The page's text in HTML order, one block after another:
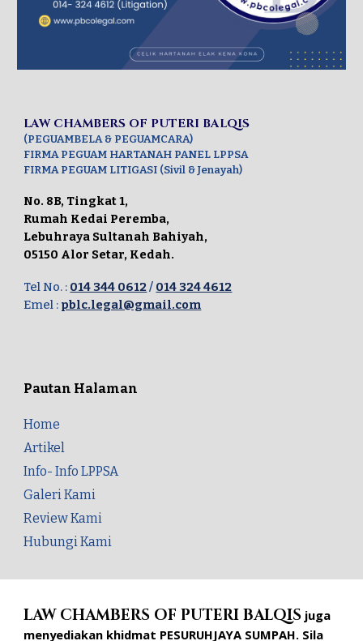
LAW CHAMBERS OF PUTERI BALQIS
(PEGUAMBELA & PEGUAMCARA)
FIRMA PEGUAM HARTANAH PANEL LPPSA
FIRMA PEGUAM LITIGASI (Sivil & Jenayah)
No. 8B, Tingkat 1,
Rumah Kedai Peremba,
Lebuhraya Sultanah Bahiyah,
05150 Alor Setar, Kedah.
Tel No. : 014 344 0612/ 014 324 4612
Emel : pblc.legal@gmail.com
Pautan Halaman
Home
Artikel
Info- Info LPPSA
Galeri Kami
Review Kami
Hubungi Kami
LAW CHAMBERS OF PUTERI BALQIS juga
menyediakan khidmat PESURUHJAYA SUMPAH. Sila